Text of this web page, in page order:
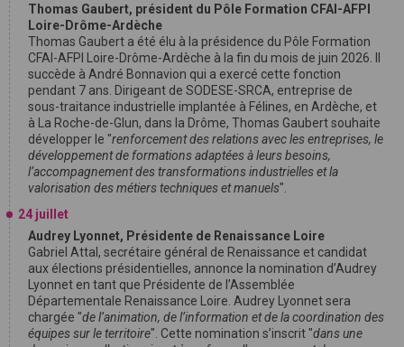
Thomas Gaubert, président du Pôle Formation CFAI-AFPI
Loire-Drôme-Ardèche
Thomas Gaubert a été élu à la présidence du Pôle Formation
CFAI-AFPI Loire-Drôme-Ardèche à la fin du mois de juin 2026. Il
succède à André Bonnavion qui a exercé cette fonction
pendant 7 ans. Dirigeant de SODESE-SRCA, entreprise de
sous-traitance industrielle implantée à Félines, en Ardèche, et
à La Roche-de-Glun, dans la Drôme, Thomas Gaubert souhaite
développer le "renforcement des relations avec les entreprises, le
développement de formations adaptées à leurs besoins,
l’accompagnement des transformations industrielles et la
valorisation des métiers techniques et manuels".
24 juillet
Audrey Lyonnet, Présidente de Renaissance Loire
Gabriel Attal, secrétaire général de Renaissance et candidat
aux élections présidentielles, annonce la nomination d’Audrey
Lyonnet en tant que Présidente de l’Assemblée
Départementale Renaissance Loire. Audrey Lyonnet sera
chargée "de l’animation, de l’information et de la coordination des
équipes sur le territoire". Cette nomination s’inscrit "dans une